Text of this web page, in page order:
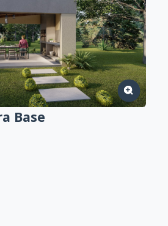
soluciones financieras
que se adaptan a su
y con ajuste de la CAC)
Base